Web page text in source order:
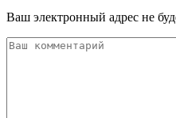
Ваш электронный адрес не